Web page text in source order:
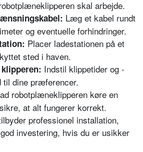
skal arbejde.
Læg et kabel rundt
og eventuelle forhindringer.
Placer ladestationen på et
sted i haven.
Indstil klippetider og -
til dine præferencer.
robotplæneklipperen køre en
at alt fungerer korrekt.
professionel installation,
investering, hvis du er usikker